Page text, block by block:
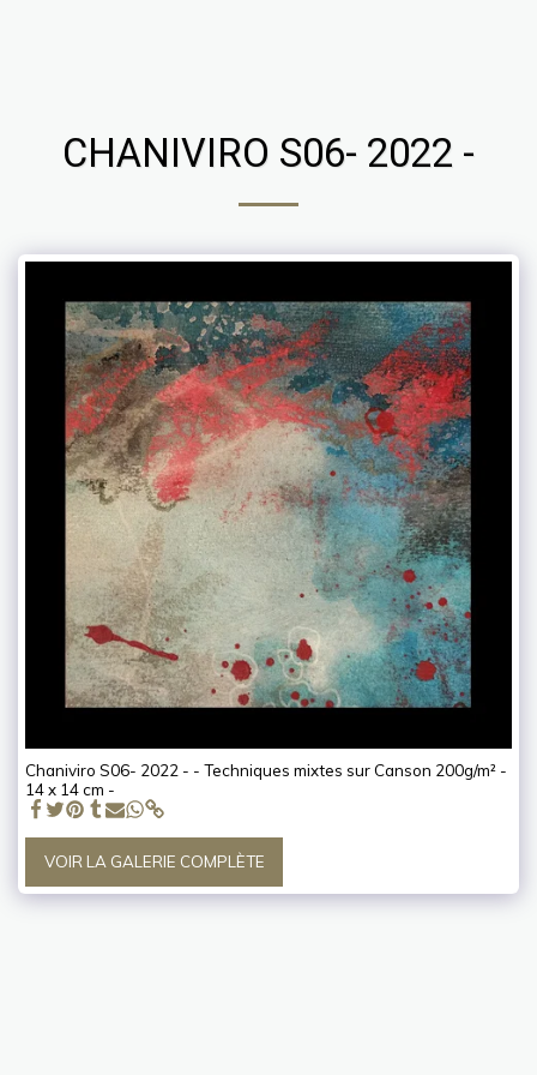
CHANIVIRO S06- 2022 -
Chaniviro S06- 2022 - - Techniques mixtes sur Canson 200g/m² -
14 x 14 cm -
VOIR LA GALERIE COMPLÈTE